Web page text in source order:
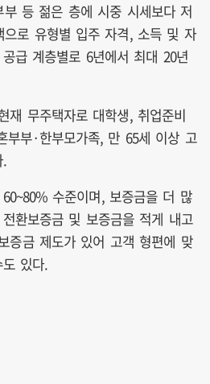
등 젊은 층에 시중 시세보다 저
으로 유형별 입주 자격, 소득 및 자
급 계층별로 6년에서 최대 20년
재 무주택자로 대학생, 취업준비
부부·한부모가족, 만 65세 이상 고
.
수준이며, 보증금을 더 많
환보증금 및 보증금을 적게 내고
증금 제도가 있어 고객 형편에 맞
있다.